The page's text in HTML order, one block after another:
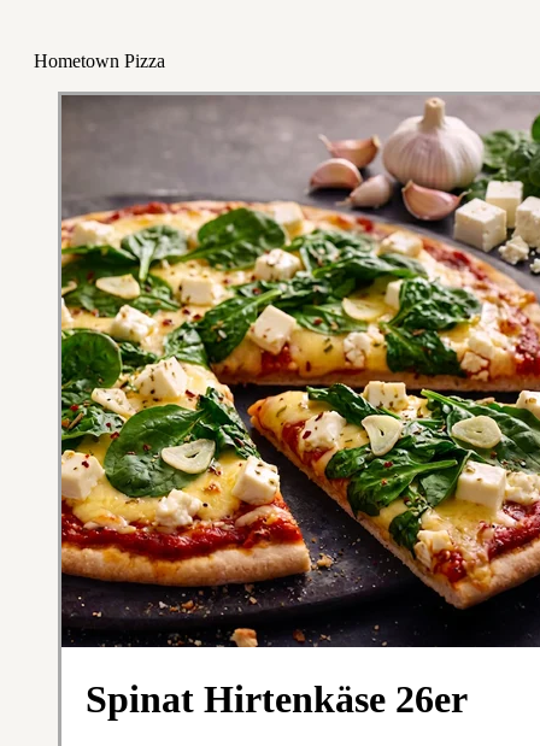
Hometown Pizza
Spinat Hirtenkäse 26er